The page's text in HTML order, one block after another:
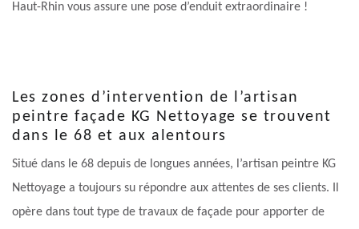
Haut-Rhin vous assure une pose d’enduit extraordinaire !
Les zones d’intervention de l’artisan
peintre façade KG Nettoyage se trouvent
dans le 68 et aux alentours
Situé dans le 68 depuis de longues années, l’artisan peintre KG
Nettoyage a toujours su répondre aux attentes de ses clients. Il
opère dans tout type de travaux de façade pour apporter de